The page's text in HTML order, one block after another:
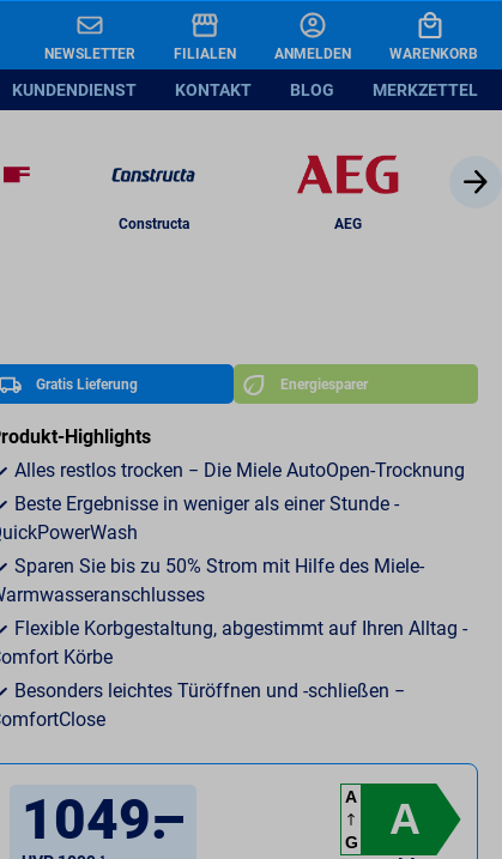
NEWSLETTER FILIALEN ANMELDEN WARENKORB
KUNDENDIENST KONTAKT BLOG MERKZETTEL
Constructa AEG
Gratis Lieferung Energiesparer
Highlights
Alles restlos trocken − Die Miele AutoOpen-Trocknung
Beste Ergebnisse in weniger als einer Stunde -
Sparen Sie bis zu 50% Strom mit Hilfe des Miele-
Flexible Korbgestaltung, abgestimmt auf Ihren Alltag -
Körbe
Besonders leichtes Türöffnen und -schließen −
1049.
– A
A
G
In den Warenkorb legen